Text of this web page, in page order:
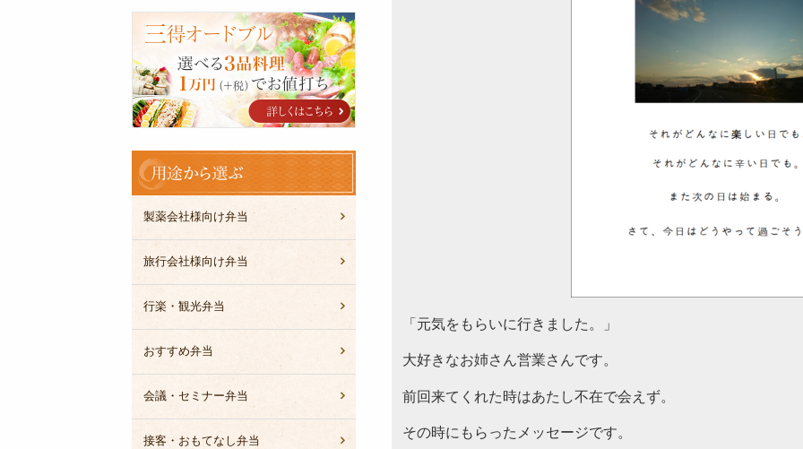
「元気をもらいに行きました。」
大好きなお姉さん営業さんです。
前回来てくれた時はあたし不在で会えず。
その時にもらったメッセージです。
得
オ
ー
ド
ブ
ル
用
途
か
ら
ぶ
製薬会社様向け弁当
旅行会社様向け弁当
行楽・観光弁当
おすすめ弁当
会議・セミナー弁当
接客・おもてなし弁当